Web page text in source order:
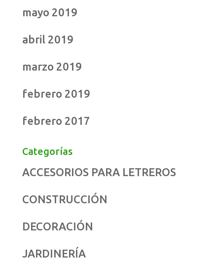
mayo 2019
abril 2019
marzo 2019
febrero 2019
febrero 2017
Categorías
ACCESORIOS PARA LETREROS
CONSTRUCCIÓN
DECORACIÓN
JARDINERÍA